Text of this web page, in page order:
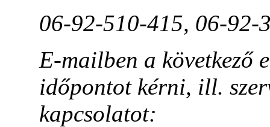
06-92-510-415, 06-92-
E-mailben a következő
időpontot kérni, ill.
kapcsolatot: